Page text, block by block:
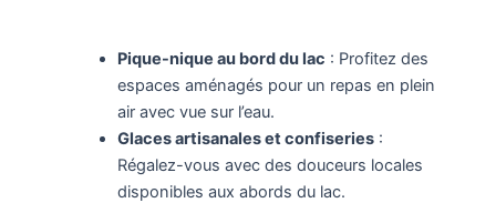
Pique-nique au bord du lac : Profitez des
espaces aménagés pour un repas en plein
air avec vue sur l’eau.​
Glaces artisanales et confiseries:
Régalez-vous avec des douceurs locales
disponibles aux abords du lac.​